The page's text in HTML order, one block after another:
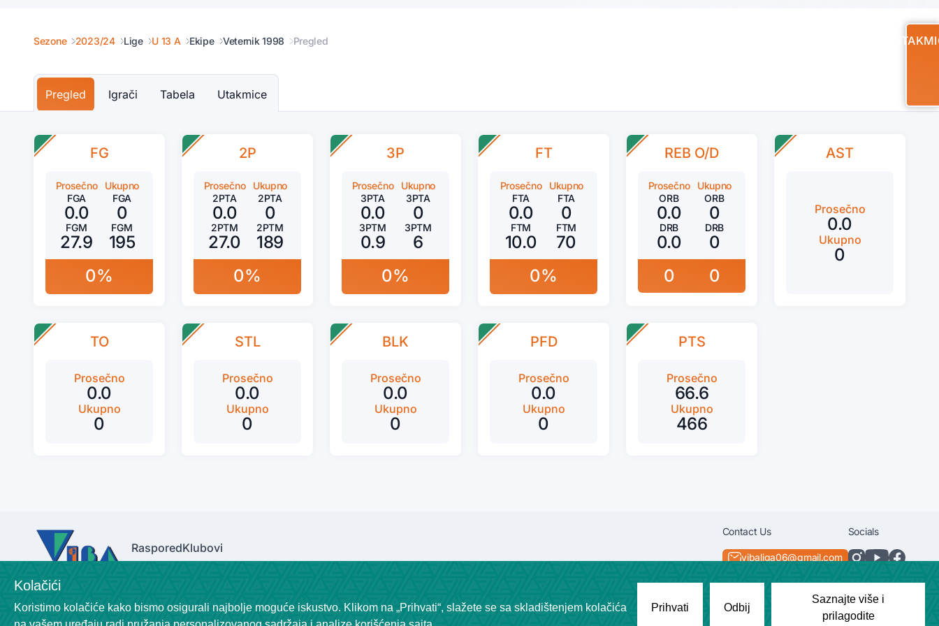
Sezone 2023/24 Lige U 13 A Ekipe Veternik 1998 Pregled
Pregled Igrači Tabela Utakmice
FG
Prosečno
FGA
0.0
FGM
27.9
Ukupno
FGA
0
FGM
195
0%
2P
Prosečno
2PTA
0.0
2PTM
27.0
Ukupno
2PTA
0
2PTM
189
0%
3P
Prosečno
3PTA
0.0
3PTM
0.9
Ukupno
3PTA
0
3PTM
6
0%
FT
Prosečno
FTA
0.0
FTM
10.0
Ukupno
FTA
0
FTM
70
0%
REB O/D
Prosečno
ORB
0.0
DRB
0.0
Ukupno
ORB
0
DRB
0
0
0
AST
Prosečno
0.0
Ukupno
0
TO
Prosečno
0.0
Ukupno
0
STL
Prosečno
0.0
Ukupno
0
BLK
Prosečno
0.0
Ukupno
0
PFD
Prosečno
0.0
Ukupno
0
PTS
Prosečno
66.6
Ukupno
466
RasporedKlubovi
Contact Us
vibaliga06@gmail.com
Socials
Kolačići
Koristimo kolačiće kako bismo osigurali najbolje moguće iskustvo. Klikom na „Prihvati“, slažete se sa skladištenjem kolačića
Prihvati Odbij
Saznajte više i
prilagodite